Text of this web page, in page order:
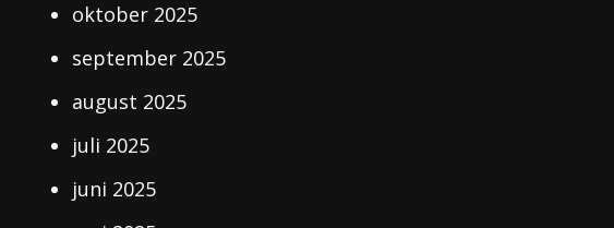
oktober 2025
september 2025
august 2025
juli 2025
juni 2025